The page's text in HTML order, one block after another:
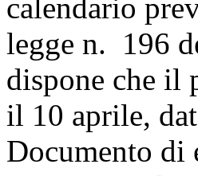
calendario
legge n. 196
dispone che il
il 10 aprile,
Documento di